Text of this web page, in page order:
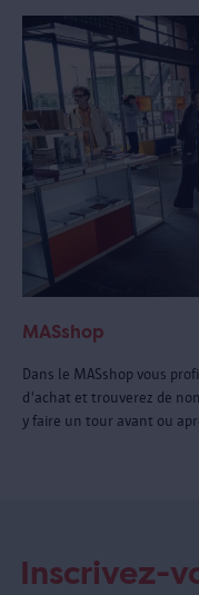
MASshop
Dans le MASshop vous
d'achat et trouverez de
y faire un tour avant ou
Inscrivez-